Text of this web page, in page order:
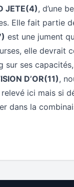
JETE(4), d’une
Elle fait partie
est une jument
elle devrait
sur ses
D’OR(11),
ici mais si
dans la